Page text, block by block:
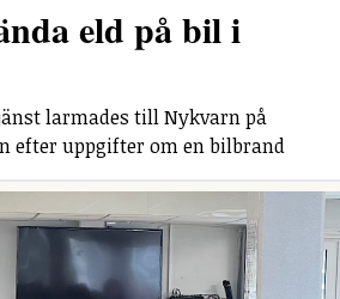
eld på bil i
larmades till Nykvarn på
efter uppgifter om en bilbrand